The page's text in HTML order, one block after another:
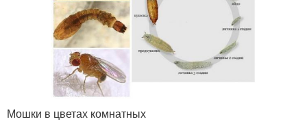
Мошки в цветах комнатных